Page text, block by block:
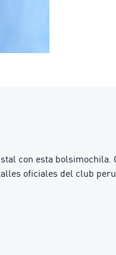
con esta
oficiales del club